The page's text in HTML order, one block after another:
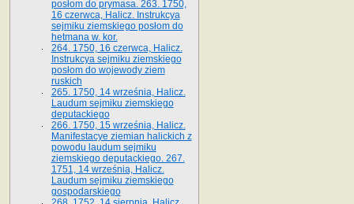
posłom do prymasa. 263. 1750,
16 czerwca, Halicz. Instrukcya
sejmiku ziemskiego posłom do
hetmana w. kor.
264. 1750, 16 czerwca, Halicz.
Instrukcya sejmiku ziemskiego
posłom do wojewody ziem
ruskich
265. 1750, 14 września, Halicz.
Laudum sejmiku ziemskiego
deputackiego
266. 1750, 15 września, Halicz.
Manifestacye ziemian halickich z
powodu laudum sejmiku
ziemskiego deputackiego. 267.
1751, 14 września, Halicz.
Laudum sejmiku ziemskiego
gospodarskiego